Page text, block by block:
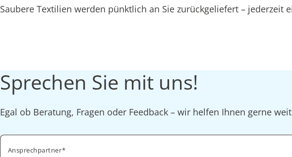
Saubere Textilien werden pünktlich an Sie zurückgeliefert – jederzeit
Sprechen Sie mit uns!
Egal ob Beratung, Fragen oder Feedback – wir helfen Ihnen gerne
Ansprechpartner